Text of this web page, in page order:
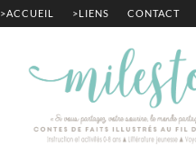
>ACCUEIL >LIENS CONTACT